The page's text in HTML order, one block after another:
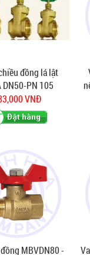
đồng lá lật
DN50-PN 105
VNĐ
MBVDN80 -